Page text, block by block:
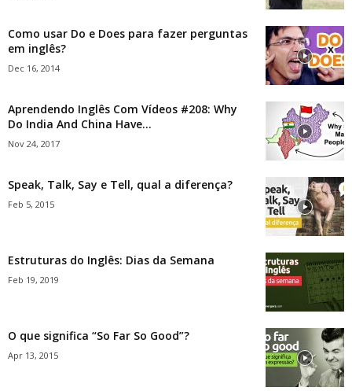
Como usar Do e Does para fazer perguntas
em inglês?
Dec 16, 2014
Aprendendo Inglês Com Vídeos #208: Why
Do India And China Have...
Nov 24, 2017
Speak, Talk, Say e Tell, qual a diferença?
Feb 5, 2015
Estruturas do Inglês: Dias da Semana
Feb 19, 2019
O que significa “So Far So Good”?
Apr 13, 2015